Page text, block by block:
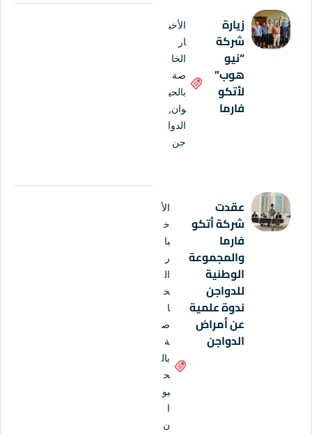
زيارة
شركة
“نيو
هوب”
لأتكو
فارما
الأخب
ار
الخا
صة
بالحي
وان,
الدوا
جن
عقدت
شركة أتكو
فارما
والمجموعة
الوطنية
للدواجن
ندوة علمية
عن أمراض
الدواجن
الأ
خ
با
ر
ال
خ
ا
ص
ة
بال
ح
يو
ا
ن